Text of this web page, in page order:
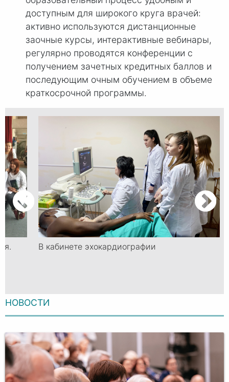
доступным для широкого круга врачей:
активно используются дистанционные
заочные курсы, интерактивные вебинары,
регулярно проводятся конференции с
получением зачетных кредитных баллов и
последующим очным обучением в объеме
краткосрочной программы.
В кабинете эхокардиографии
НОВОСТИ